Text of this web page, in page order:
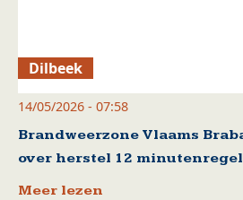
Dilbeek
14/05/2026 - 07:58
Brandweerzone Vlaams
over herstel 12 minutenregel
Meer lezen